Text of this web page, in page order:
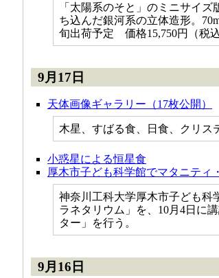
「太陽系のそと」のミニサイ
ち込んだ銀河系の立体造形。
旬出荷予定 価格15,750円（税込
9月17日
天体画像ギャラリー（17枚公開）
木星、すばる食、日食、クリス
小惑星による恒星食
厚木市子ども科学館でマタニティ
神奈川工科大学厚木市子ども科
ラネタリウム」を、10月4日に
ター」を行う。
9月16日